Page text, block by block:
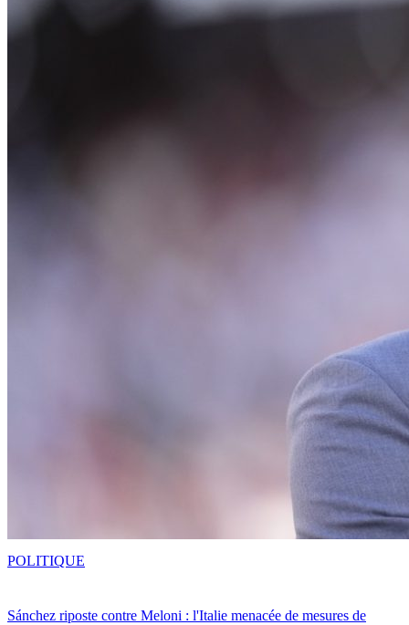
Sánchez riposte contre Meloni : l'Italie menacée de mesures de
POLITIQUE